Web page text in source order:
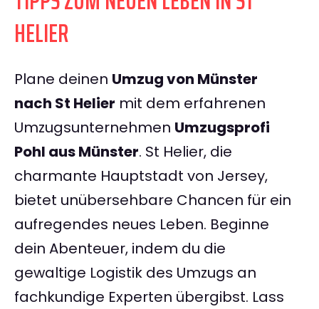
HELIER
Plane deinen Umzug von Münster
nach St Helier mit dem erfahrenen
Umzugsunternehmen Umzugsprofi
Pohl aus Münster. St Helier, die
charmante Hauptstadt von Jersey,
bietet unübersehbare Chancen für ein
aufregendes neues Leben. Beginne
dein Abenteuer, indem du die
gewaltige Logistik des Umzugs an
fachkundige Experten übergibst. Lass